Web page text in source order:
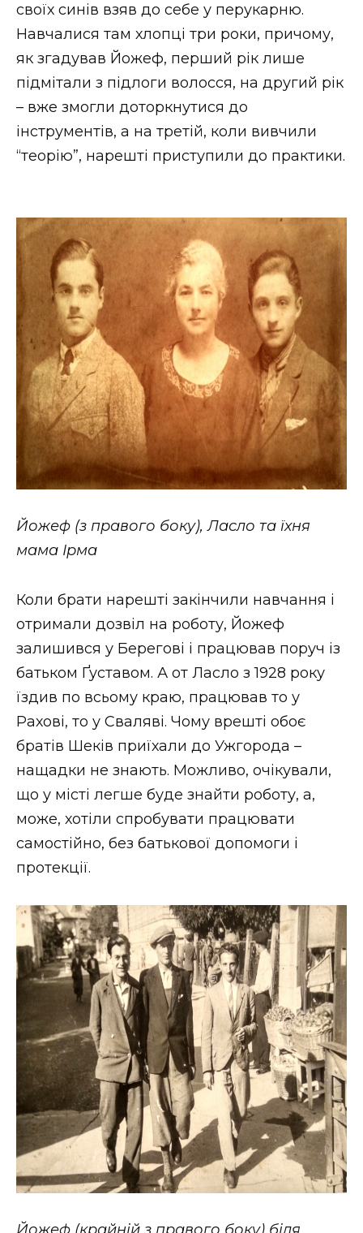
своїх синів взяв до себе у перукарню.
Навчалися там хлопці три роки, причому,
як згадував Йожеф, перший рік лише
підмітали з підлоги волосся, на другий рік
– вже змогли доторкнутися до
інструментів, а на третій, коли вивчили
“теорію”, нарешті приступили до практики.
Йожеф (з правого боку), Ласло та їхня
мама Ірма
Коли брати нарешті закінчили навчання і
отримали дозвіл на роботу, Йожеф
залишився у Берегові і працював поруч із
батьком Ґуставом. А от Ласло з 1928 року
їздив по всьому краю, працював то у
Рахові, то у Сваляві. Чому врешті обоє
братів Шеків приїхали до Ужгорода –
нащадки не знають. Можливо, очікували,
що у місті легше буде знайти роботу, а,
може, хотіли спробувати працювати
самостійно, без батькової допомоги і
протекції.